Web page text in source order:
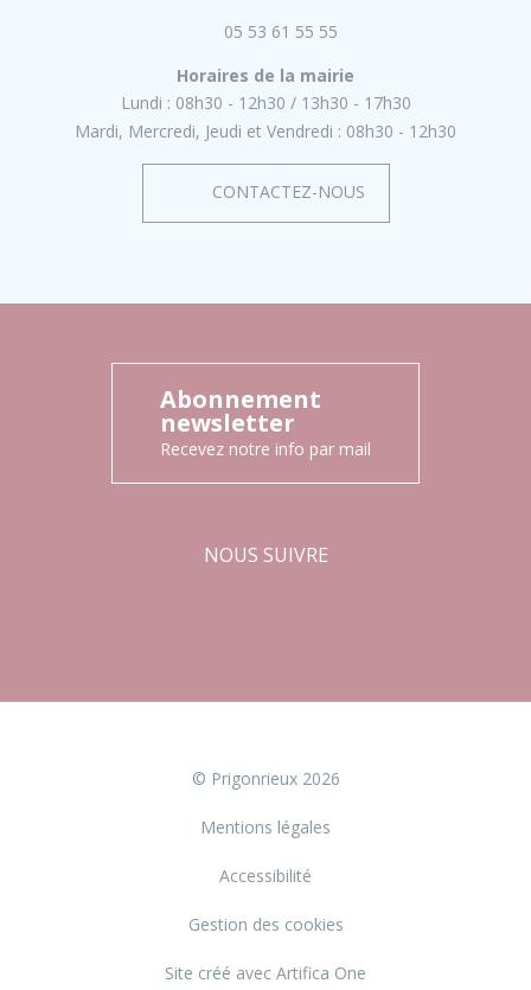
05 53 61 55 55
Horaires de la mairie
Lundi : 08h30 - 12h30
13h30 - 17h30
Mardi, Mercredi, Jeudi et Vendredi : 08h30 - 12h30
CONTACTEZ-NOUS
Abonnement
newsletter
Recevez notre info par mail
NOUS SUIVRE
© Prigonrieux 2026
Mentions légales
Accessibilité
Gestion des cookies
Site créé avec Artifica One